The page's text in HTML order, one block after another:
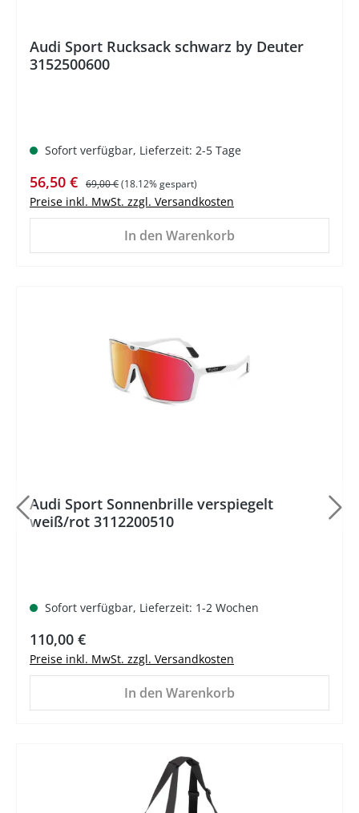
Audi Sport Rucksack schwarz by Deuter
3152500600
Sofort verfügbar, Lieferzeit: 2-5 Tage
Verkaufspreis:
56,50 € Regulärer Preis:
69,00 €(18.12% gespart)
Preise inkl. MwSt. zzgl. Versandkosten
In den Warenkorb
Audi Sport Sonnenbrille verspiegelt
weiß/rot 3112200510
Sofort verfügbar, Lieferzeit: 1-2 Wochen
Regulärer Preis:
110,00 €
Preise inkl. MwSt. zzgl. Versandkosten
In den Warenkorb